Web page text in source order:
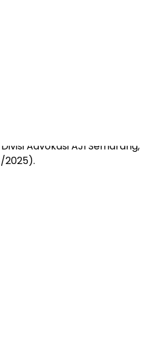
Advokasi AJI Semarang,
2025).